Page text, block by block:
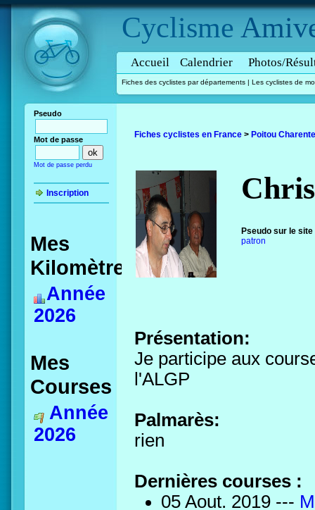
Cyclisme
Accueil Calendrier Photos/
Fiches des cyclistes par départements | Les cyclistes de
Pseudo
Mot de passe
Mot de passe perdu
Inscription
Mes
Kilomètres
Année
2026
Mes
Courses
Année
2026
Fiches cyclistes en France > Poitou
Pseudo sur le site
patron
Présentation:
Je participe aux
l'ALGP
Palmarès:
rien
Dernières courses :
05 Aout. 2019 ---